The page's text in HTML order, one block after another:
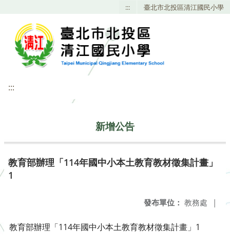
::: 臺北市北投區清江國民小學
:::
新增公告
教育部辦理「114年國中小本土教育教材徵集計畫」
1
發布單位： 教務處 |
教育部辦理「114年國中小本土教育教材徵集計畫」1